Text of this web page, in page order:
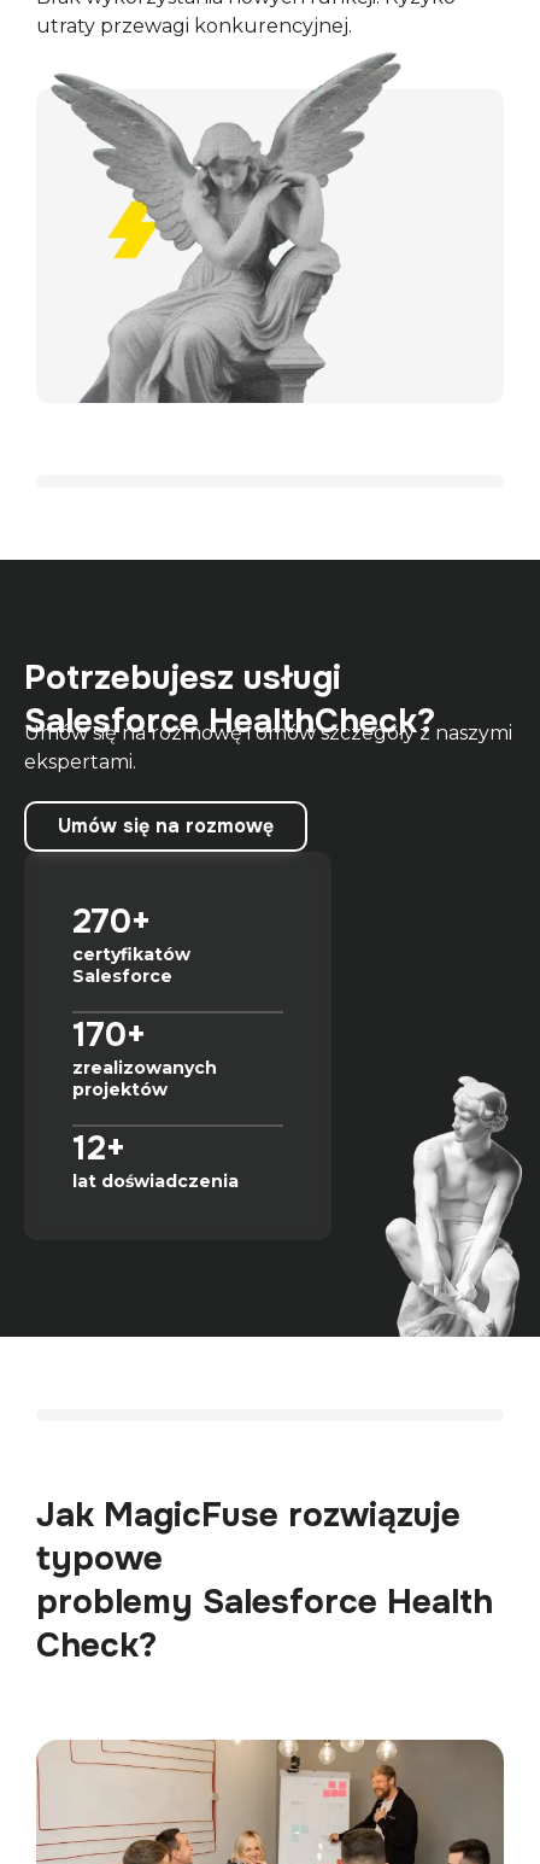
utraty przewagi konkurencyjnej.
Potrzebujesz usługi
Salesforce HealthCheck?
Umów się na rozmowę i omów szczegóły z naszymi
ekspertami.
Umów się na rozmowę
270+
certyfikatów
Salesforce
170+
zrealizowanych
projektów
12+
lat doświadczenia
Jak MagicFuse rozwiązuje
typowe
problemy Salesforce Health
Check?